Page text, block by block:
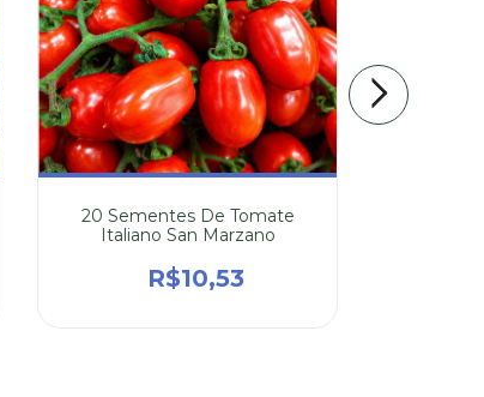
20 Sementes De Tomate
Italiano San Marzano
R$10,53